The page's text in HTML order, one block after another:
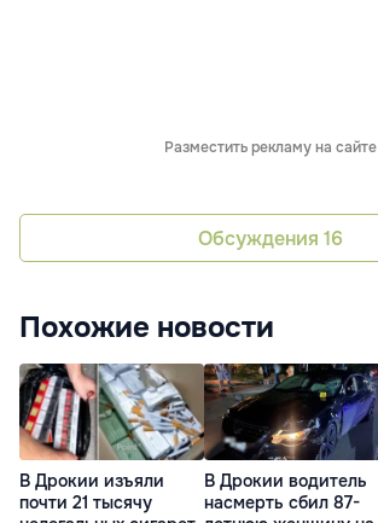
Разместить рекламу на сайте
Обсуждения 16
Похожие новости
В Дрокии изъяли
почти 21 тысячу
В Дрокии водитель
насмерть сбил 87-